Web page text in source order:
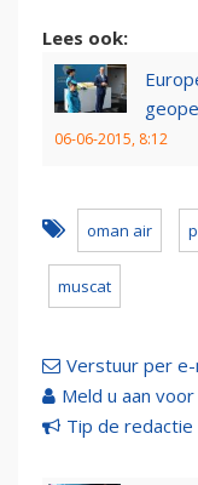
Lees ook:
06-06-2015, 8:12
oman air
muscat
Verstuur per e-
Meld u aan
Tip de redactie